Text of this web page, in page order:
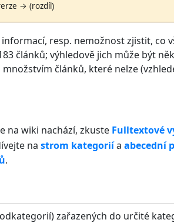
→ (rozdíl)
resp. nemožnost zjistit, co
článků; výhledově jich může být
článků, které nelze
na wiki nachází, zkuste Fulltextové
na strom kategoriía abecední
.
zařazených do určité